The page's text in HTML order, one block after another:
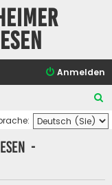
Anmelden
u
c
-